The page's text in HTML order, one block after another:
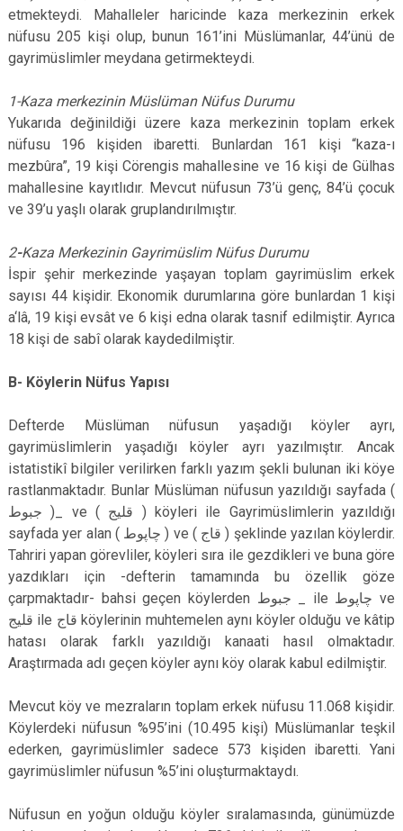
etmekteydi. Mahalleler haricinde kaza merkezinin erkek
nüfusu 205 kişi olup, bunun 161’ini Müslümanlar, 44’ünü de
gayrimüslimler meydana getirmekteydi.
1-Kaza merkezinin Müslüman Nüfus Durumu
Yukarıda değinildiği üzere kaza merkezinin toplam erkek
nüfusu 196 kişiden ibaretti. Bunlardan 161 kişi “kaza-ı
mezbûra”, 19 kişi Cörengis mahallesine ve 16 kişi de Gülhas
mahallesine kayıtlıdır. Mevcut nüfusun 73’ü genç, 84’ü çocuk
ve 39’u yaşlı olarak gruplandırılmıştır.
2-Kaza Merkezinin Gayrimüslim Nüfus Durumu
İspir şehir merkezinde yaşayan toplam gayrimüslim erkek
sayısı 44 kişidir. Ekonomik durumlarına göre bunlardan 1 kişi
a‘lâ, 19 kişi evsât ve 6 kişi edna olarak tasnif edilmiştir. Ayrıca
18 kişi de sabî olarak kaydedilmiştir.
B- Köylerin Nüfus Yapısı
Defterde Müslüman nüfusun yaşadığı köyler ayrı,
gayrimüslimlerin yaşadığı köyler ayrı yazılmıştır. Ancak
istatistikî bilgiler verilirken farklı yazım şekli bulunan iki köye
rastlanmaktadır. Bunlar Müslüman nüfusun yazıldığı sayfada (
جبوط )_ ve ( قليج ) köyleri ile Gayrimüslimlerin yazıldığı
sayfada yer alan ( چاپوط ) ve ( قاج ) şeklinde yazılan köylerdir.
Tahriri yapan görevliler, köyleri sıra ile gezdikleri ve buna göre
yazdıkları için -defterin tamamında bu özellik göze
çarpmaktadır- bahsi geçen köylerden جبوط _ ile چاپوط ve
قليج ile قاج köylerinin muhtemelen aynı köyler olduğu ve kâtip
hatası olarak farklı yazıldığı kanaati hasıl olmaktadır.
Araştırmada adı geçen köyler aynı köy olarak kabul edilmiştir.
Mevcut köy ve mezraların toplam erkek nüfusu 11.068 kişidir.
Köylerdeki nüfusun %95’ini (10.495 kişi) Müslümanlar teşkil
ederken, gayrimüslimler sadece 573 kişiden ibaretti. Yani
gayrimüslimler nüfusun %5’ini oluşturmaktaydı.
Nüfusun en yoğun olduğu köyler sıralamasında, günümüzde